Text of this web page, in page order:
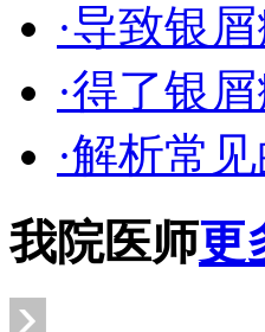
·导致银
·得了银
·解析常
我院医师更